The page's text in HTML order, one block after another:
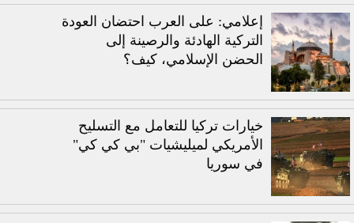
إعلامي: على العرب احتضان العودة
التركية الهادئة والرصينة إلى
الحضن الإسلامي، كيف؟
خيارات تركيا للتعامل مع التسليح
الأمريكي لميليشيات "بي كي كي"
في سوريا